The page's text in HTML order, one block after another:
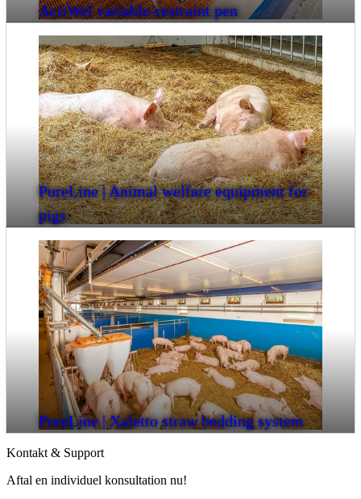
ActiWel variable-restraint pen
PureLine | Animal welfare equipment for
pigs
PureLine | Xaletto straw bedding system
Kontakt & Support
Aftal en individuel konsultation nu!